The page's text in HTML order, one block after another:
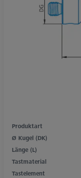
Produktart
Ø Kugel (DK)
Länge (L)
Tastmaterial
Tastelement